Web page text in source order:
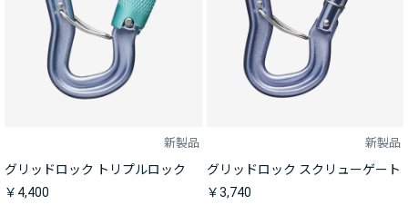
新製品
グリッドロック トリプルロック
￥4,400
新製品
グリッドロック スクリューゲート
￥3,740